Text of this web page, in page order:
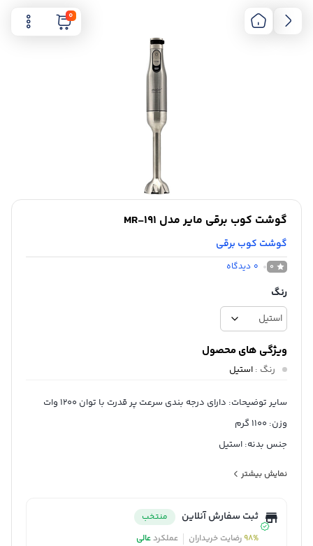
0
گوشت کوب برقی مایر مدل MR-191
گوشت کوب برقی
0
0 دیدگاه
رنگ
ویژگی های محصول
رنگ : استیل
سایر توضیحات: دارای درجه بندی سرعت پر قدرت با توان 1200 وات
وزن: 1100 گرم
جنس بدنه: استیل
امکانات ظاهری: دسته بلند
امکانات شست‌وشوی لوازم جانبی در ماشین ظرفشویی: قابلیت
نمایش بیشتر
ثبت سفارش آنلاین
منتخب
98%رضایت خریداران عملکردعالی